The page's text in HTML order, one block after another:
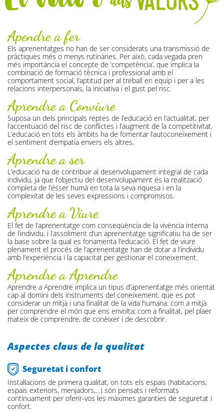
Apendre a fer
Els aprenentatges no han de ser considerats una transmissió de
pràctiques més o menys rutinàries. Per això, cada vegada pren
més importància el concepte de ‘competència’, que implica la
combinació de formació tècnica i professional amb el
comportament social, l’aptitud per al treball en equip i per a les
relacions interpersonals, la iniciativa i el gust pel risc.
Aprendre a Conviure
Suposa un dels principals reptes de l’educació en l’actualitat, per
l’accentuació del risc de conflictes i l’augment de la competitivitat.
L’educació en tots els àmbits ha de fomentar l’autoconeixement i
el sentiment d’empatia envers els altres.
Aprendre a ser
L’educació ha de contribuir al desenvolupament integral de cada
individu, ja que l’objectiu del desenvolupament és la realització
completa de l’ésser humà en tota la seva riquesa i en la
complexitat de les seves expressions i compromisos.
Aprendre a Viure
El fet de l’aprenentatge com conseqüència de la vivència interna
de l’individu, i l’assoliment d’un aprenentatge significatiu ha de ser
la base sobre la qual es fonamenta l’educació. El fet de viure
plenament el procés de l’aprenentatge han de dotar a l’individu
amb l’experiència i la capacitat per gestionar el coneixement.
Aprendre a Aprendre
Aprendre a Aprendre implica un tipus d’aprenentatge més orientat
cap al domini dels instruments del coneixement, que es pot
considerar un mitjà i una finalitat de la vida humana: com a mitjà
per comprendre el món que ens envolta; com a finalitat, pel plaer
mateix de comprendre, de conèixer i de descobrir.
Aspectes claus de la qualitat
Seguretat i confort
Instal·lacions de primera qualitat, on tots els espais (habitacions,
espais exteriors, menjadors,…) són pensats i reformats
contínuament per oferir-vos les màximes garanties de seguretat i
confort.